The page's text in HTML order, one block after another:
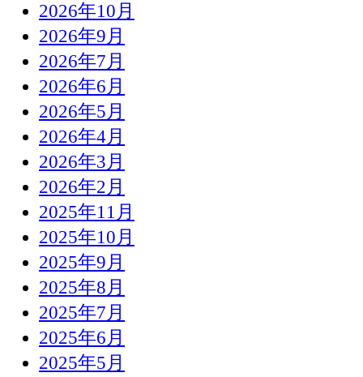
2026年10月
2026年9月
2026年7月
2026年6月
2026年5月
2026年4月
2026年3月
2026年2月
2025年11月
2025年10月
2025年9月
2025年8月
2025年7月
2025年6月
2025年5月